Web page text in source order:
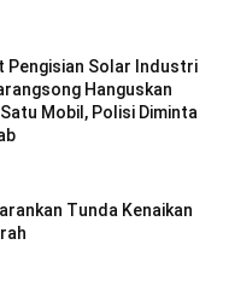
Pengisian Solar Industri
Hanguskan
Mobil, Polisi Diminta
Tunda Kenaikan